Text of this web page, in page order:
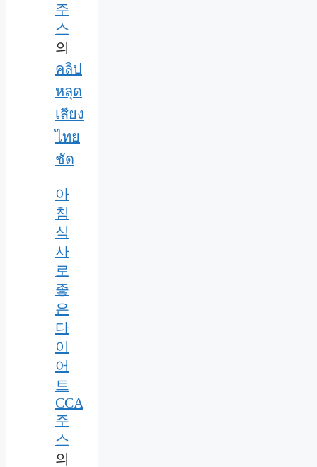
주
스
의
คลิป
หลุด
เสียง
ไทย
ชัด
아
침
식
사
로
좋
은
다
이
어
트
CCA
주
스
의